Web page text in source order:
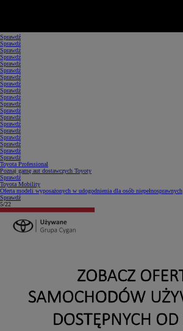
Sprawdź
Sprawdź
Sprawdź
Sprawdź
Sprawdź
Sprawdź
Sprawdź
Sprawdź
Sprawdź
Sprawdź
Sprawdź
Sprawdź
Sprawdź
Sprawdź
Sprawdź
Sprawdź
Sprawdź
Sprawdź
Sprawdź
Toyota Professional
Poznaj gamę aut dostawczych Toyoty
Sprawdź
Toyota Mobility
Oferta modeli wyposażonych w udogodnienia dla osób niepełnosprawnych
Sprawdź
5/22